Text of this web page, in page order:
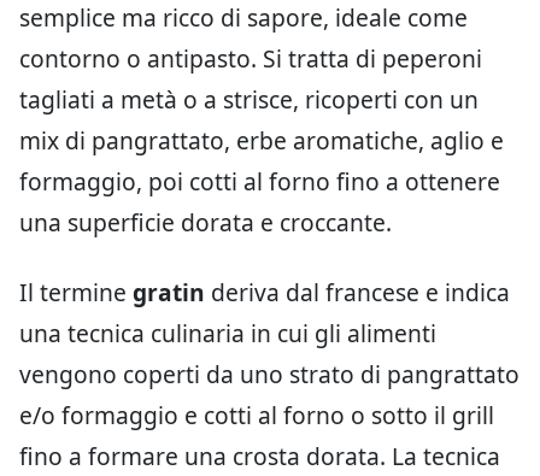
semplice ma ricco di sapore, ideale come
contorno o antipasto. Si tratta di peperoni
tagliati a metà o a strisce, ricoperti con un
mix di pangrattato, erbe aromatiche, aglio e
formaggio, poi cotti al forno fino a ottenere
una superficie dorata e croccante.
Il termine gratin deriva dal francese e indica
una tecnica culinaria in cui gli alimenti
vengono coperti da uno strato di pangrattato
e/o formaggio e cotti al forno o sotto il grill
fino a formare una crosta dorata. La tecnica